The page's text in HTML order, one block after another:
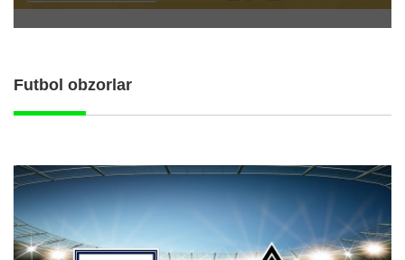
Futbol obzorlar